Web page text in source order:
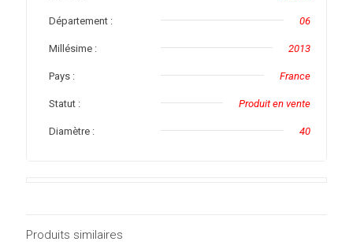
Département : 06
Millésime : 2013
Pays : France
Statut : Produit en vente
Diamètre : 40
Produits similaires